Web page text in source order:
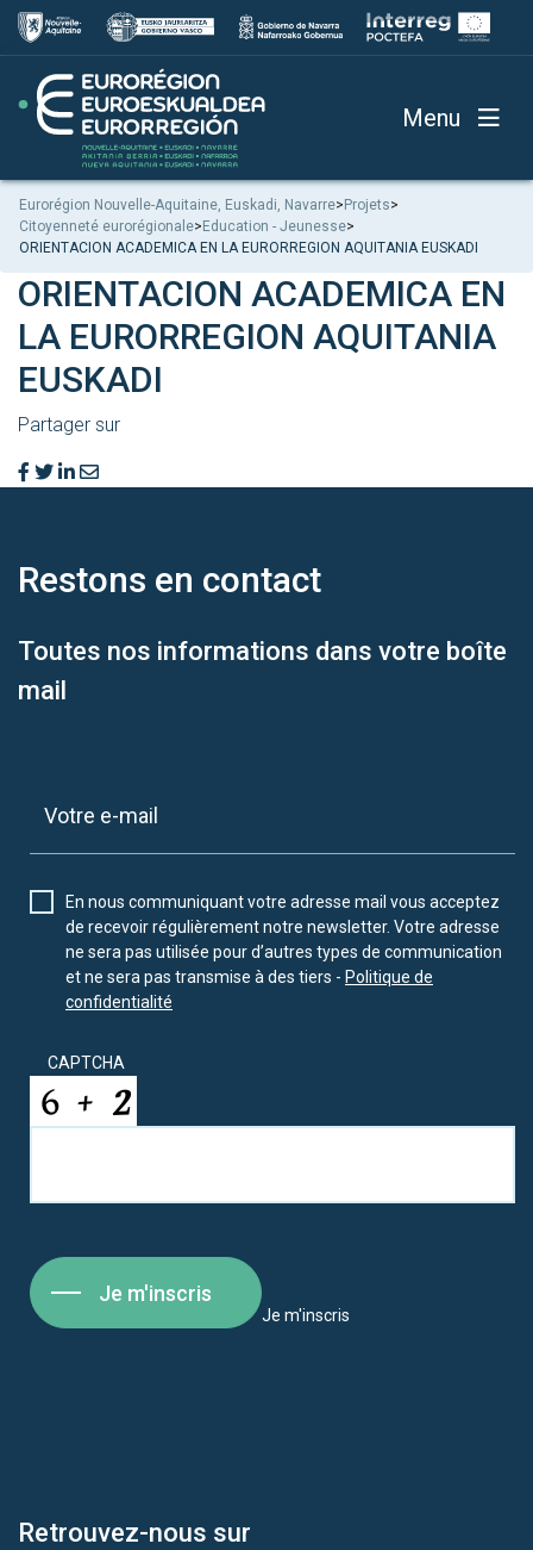
Menu
Eurorégion Nouvelle-Aquitaine, Euskadi, Navarre> Projets>
Citoyenneté eurorégionale> Education - Jeunesse>
ORIENTACION ACADEMICA EN LA EURORREGION AQUITANIA EUSKADI
ORIENTACION ACADEMICA EN
LA EURORREGION AQUITANIA
EUSKADI
Partager sur
Restons en contact
Toutes nos informations dans votre boîte
mail
En nous communiquant votre adresse mail vous acceptez
de recevoir régulièrement notre newsletter. Votre adresse
ne sera pas utilisée pour d’autres types de communication
et ne sera pas transmise à des tiers - Politique de
confidentialité
CAPTCHA
Je m'inscris
Je m'inscris
Retrouvez-nous sur